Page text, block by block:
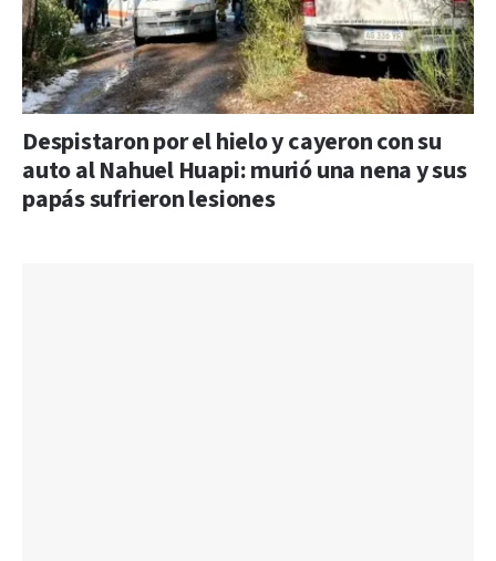
Despistaron por el hielo y cayeron con su
auto al Nahuel Huapi: murió una nena y sus
papás sufrieron lesiones